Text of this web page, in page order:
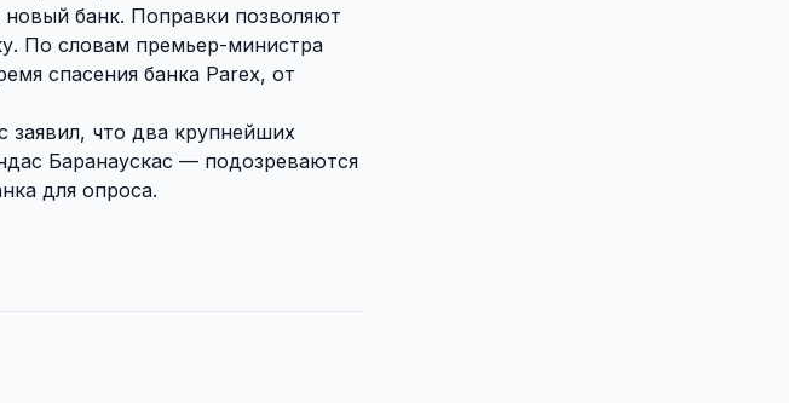
банк. Поправки позволяют
По словам премьер-министра
спасения банка Parex, от
что два крупнейших
Баранаускас — подозреваются
для опроса.